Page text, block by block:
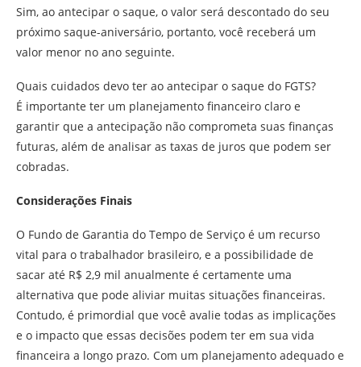
Sim, ao antecipar o saque, o valor será descontado do seu
próximo saque-aniversário, portanto, você receberá um
valor menor no ano seguinte.
Quais cuidados devo ter ao antecipar o saque do FGTS?
É importante ter um planejamento financeiro claro e
garantir que a antecipação não comprometa suas finanças
futuras, além de analisar as taxas de juros que podem ser
cobradas.
Considerações Finais
O Fundo de Garantia do Tempo de Serviço é um recurso
vital para o trabalhador brasileiro, e a possibilidade de
sacar até R$ 2,9 mil anualmente é certamente uma
alternativa que pode aliviar muitas situações financeiras.
Contudo, é primordial que você avalie todas as implicações
e o impacto que essas decisões podem ter em sua vida
financeira a longo prazo. Com um planejamento adequado e